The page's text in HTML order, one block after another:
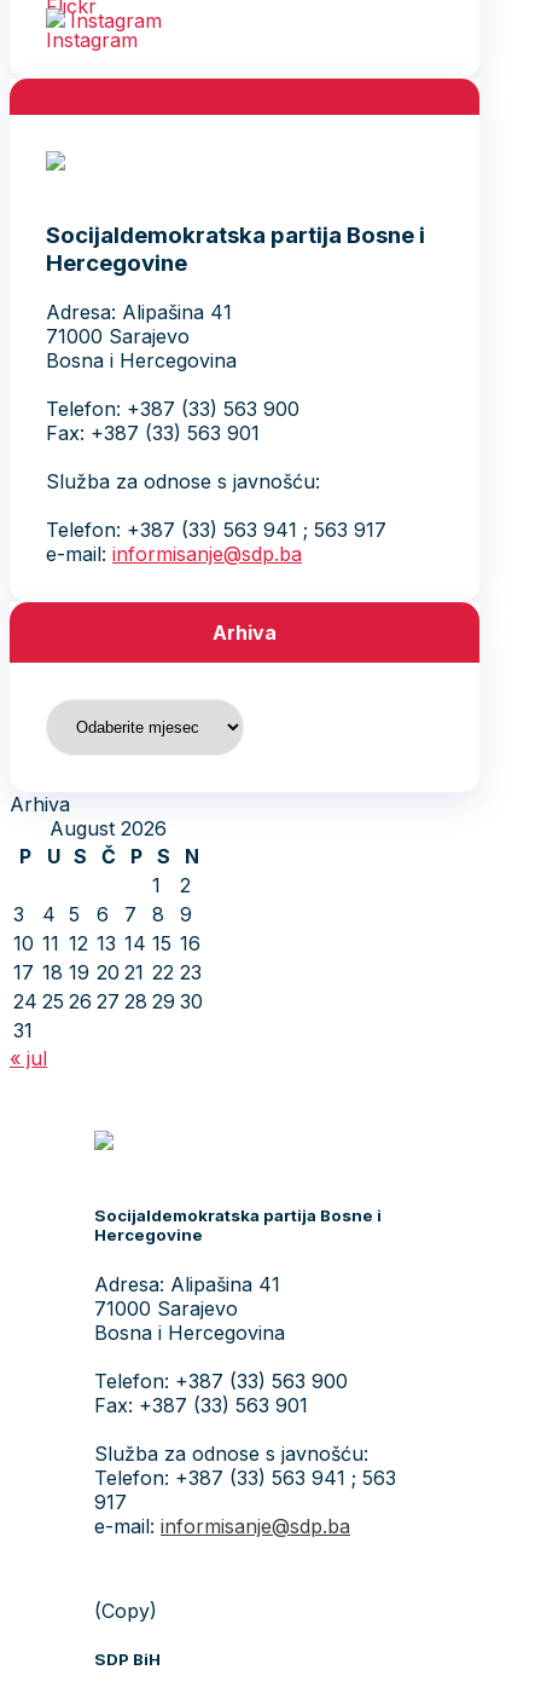
Instagram
Socijaldemokratska partija Bosne i
Hercegovine
Adresa: Alipašina 41
71000 Sarajevo
Bosna i Hercegovina
Telefon: +387 (33) 563 900
Fax: +387 (33) 563 901
Služba za odnose s javnošću:
Telefon: +387 (33) 563 941 ; 563 917
e-mail: informisanje@sdp.ba
Arhiva
Arhiva
Arhiva
August 2026
P
U S Č P S
N
1
2
3
4 5 6 7 8
9
10 11 12 13 14 15 16
17 18 19 20 21 22 23
24 25 26 27 28 29 30
31
« jul
Socijaldemokratska partija Bosne i
Hercegovine
Adresa: Alipašina 41
71000 Sarajevo
Bosna i Hercegovina
Telefon: +387 (33) 563 900
Fax: +387 (33) 563 901
Služba za odnose s javnošću:
Telefon: +387 (33) 563 941 ; 563
917
e-mail: informisanje@sdp.ba
(Copy)
SDP BiH